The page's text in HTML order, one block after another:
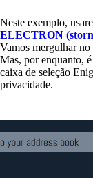
Neste exemplo,
ELECTRON
Vamos mergulhar no
Mas, por enquanto,
caixa de seleção
privacidade.